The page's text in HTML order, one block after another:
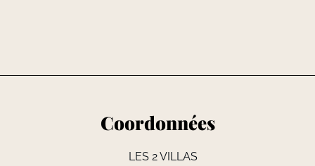
Coordonnées
LES 2 VILLAS